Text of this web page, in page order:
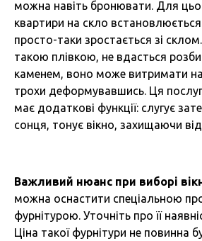
можна навіть бронювати. Для
квартири на скло встановлюється
просто-таки зростається зі
такою плівкою, не вдасться
каменем, воно може витримати
трохи деформувавшись. Ця
має додаткові функції: слугує
сонця, тонує вікно, захищаючи
Важливий нюанс при виборі
можна оснастити спеціальною
фурнітурою. Уточніть про її
Ціна такої фурнітури не повинна